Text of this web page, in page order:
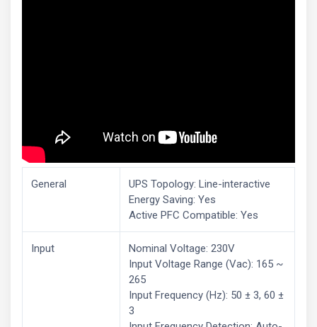
General
UPS Topology: Line-interactive
Energy Saving: Yes
Active PFC Compatible: Yes
Input
Nominal Voltage: 230V
Input Voltage Range (Vac): 165 ~
265
Input Frequency (Hz): 50 ± 3, 60 ±
3